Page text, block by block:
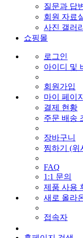
질문과 답
회원 자료
사진 갤러리
쇼핑몰
로그인
아이디 및
회원가입
마이 페이
결제 현황
주문 배송
장바구니
찜하기 (위
FAQ
1:1 문의
제품 사용
새로 올라
접속자